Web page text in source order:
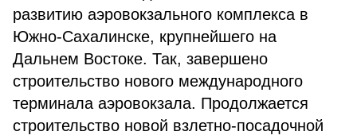
развитию аэровокзального комплекса в
Южно-Сахалинске, крупнейшего на
Дальнем Востоке. Так, завершено
строительство нового международного
терминала аэровокзала. Продолжается
строительство новой взлетно-посадочной